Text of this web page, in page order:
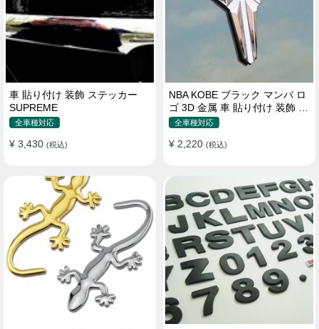
車 貼り付け 装飾 ステッカー
SUPREME
全車種対応
¥ 3,430 (税込)
NBA KOBE ブラック マンバ ロ
ゴ 3D 金属 車 貼り付け 装飾 ス
テッカー
全車種対応
¥ 2,220 (税込)